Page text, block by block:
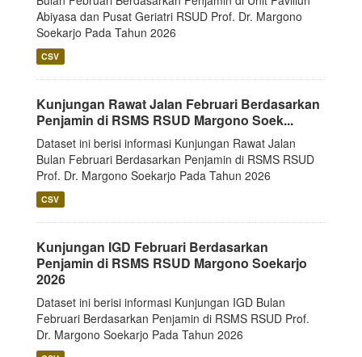
Abiyasa dan Pusat Geriatri RSUD Prof. Dr. Margono
Soekarjo Pada Tahun 2026
CSV
Kunjungan Rawat Jalan Februari Berdasarkan
Penjamin di RSMS RSUD Margono Soek...
Dataset ini berisi informasi Kunjungan Rawat Jalan
Bulan Februari Berdasarkan Penjamin di RSMS RSUD
Prof. Dr. Margono Soekarjo Pada Tahun 2026
CSV
Kunjungan IGD Februari Berdasarkan
Penjamin di RSMS RSUD Margono Soekarjo
2026
Dataset ini berisi informasi Kunjungan IGD Bulan
Februari Berdasarkan Penjamin di RSMS RSUD Prof.
Dr. Margono Soekarjo Pada Tahun 2026